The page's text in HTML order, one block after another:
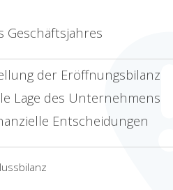
Geschäftsjahres
der Eröffnungsbilanz
Lage des Unternehmens
Entscheidungen